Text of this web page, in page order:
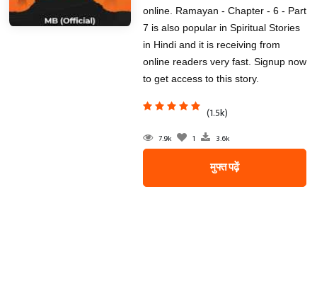
online. Ramayan - Chapter - 6 - Part
7 is also popular in Spiritual Stories
in Hindi and it is receiving from
online readers very fast. Signup now
to get access to this story.
(1.5k)
7.9k 1 3.6k
मुफ्त पढ़ें